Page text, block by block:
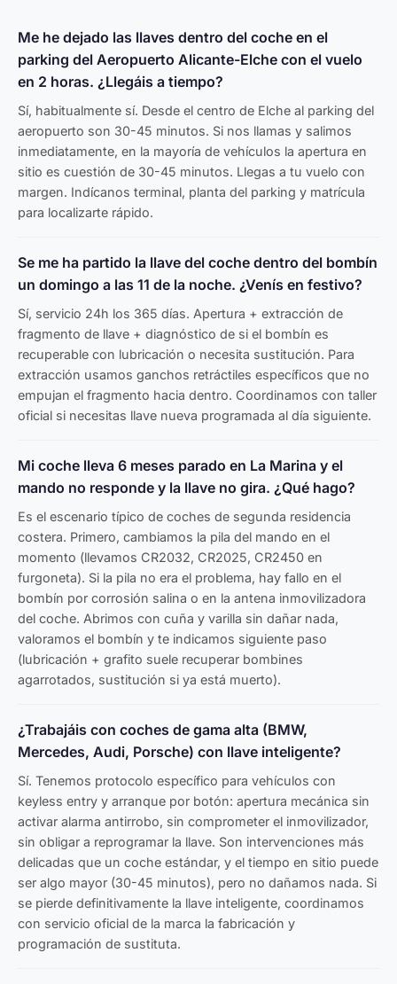
Me he dejado las llaves dentro del coche en el
parking del Aeropuerto Alicante-Elche con el vuelo
en 2 horas. ¿Llegáis a tiempo?
Sí, habitualmente sí. Desde el centro de Elche al parking del
aeropuerto son 30-45 minutos. Si nos llamas y salimos
inmediatamente, en la mayoría de vehículos la apertura en
sitio es cuestión de 30-45 minutos. Llegas a tu vuelo con
margen. Indícanos terminal, planta del parking y matrícula
para localizarte rápido.
Se me ha partido la llave del coche dentro del bombín
un domingo a las 11 de la noche. ¿Venís en festivo?
Sí, servicio 24h los 365 días. Apertura + extracción de
fragmento de llave + diagnóstico de si el bombín es
recuperable con lubricación o necesita sustitución. Para
extracción usamos ganchos retráctiles específicos que no
empujan el fragmento hacia dentro. Coordinamos con taller
oficial si necesitas llave nueva programada al día siguiente.
Mi coche lleva 6 meses parado en La Marina y el
mando no responde y la llave no gira. ¿Qué hago?
Es el escenario típico de coches de segunda residencia
costera. Primero, cambiamos la pila del mando en el
momento (llevamos CR2032, CR2025, CR2450 en
furgoneta). Si la pila no era el problema, hay fallo en el
bombín por corrosión salina o en la antena inmovilizadora
del coche. Abrimos con cuña y varilla sin dañar nada,
valoramos el bombín y te indicamos siguiente paso
(lubricación + grafito suele recuperar bombines
agarrotados, sustitución si ya está muerto).
¿Trabajáis con coches de gama alta (BMW,
Mercedes, Audi, Porsche) con llave inteligente?
Sí. Tenemos protocolo específico para vehículos con
keyless entry y arranque por botón: apertura mecánica sin
activar alarma antirrobo, sin comprometer el inmovilizador,
sin obligar a reprogramar la llave. Son intervenciones más
delicadas que un coche estándar, y el tiempo en sitio puede
ser algo mayor (30-45 minutos), pero no dañamos nada. Si
se pierde definitivamente la llave inteligente, coordinamos
con servicio oficial de la marca la fabricación y
programación de sustituta.